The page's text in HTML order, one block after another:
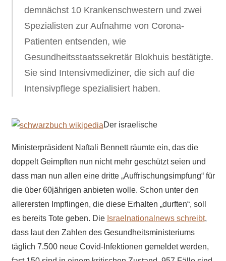
demnächst 10 Krankenschwestern und zwei
Spezialisten zur Aufnahme von Corona-
Patienten entsenden, wie
Gesundheitsstaatssekretär Blokhuis bestätigte.
Sie sind Intensivmediziner, die sich auf die
Intensivpflege spezialisiert haben.
Der israelische
Ministerpräsident Naftali Bennett räumte ein, das die
doppelt Geimpften nun nicht mehr geschützt seien und
dass man nun allen eine dritte „Auffrischungsimpfung“ für
die über 60jährigen anbieten wolle. Schon unter den
allerersten Impflingen, die diese Erhalten „durften“, soll
es bereits Tote geben. Die Israelnationalnews schreibt,
dass laut den Zahlen des Gesundheitsministeriums
täglich 7.500 neue Covid-Infektionen gemeldet werden,